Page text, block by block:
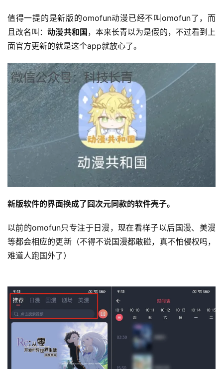
值得一提的是新版的omofun动漫已经不叫omofun了，而
且改名叫：动漫共和国 ，本来长青以为是假的，不过看到上
面官方更新的就是这个app就放心了。
新版软件的界面换成了囧次元同款的软件壳子。
以前的omofun只专注于日漫，现在看样子以后国漫、美漫
等都会相应的更新（不得不说国漫都敢碰，真不怕侵权吗，
难道人跑国外了）